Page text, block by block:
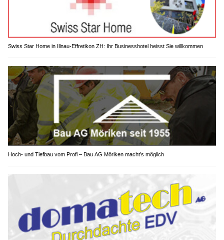
Swiss Star Home in Illnau-Effretikon ZH: Ihr Businesshotel heisst Sie willkommen
Hoch- und Tiefbau vom Profi – Bau AG Möriken macht’s möglich